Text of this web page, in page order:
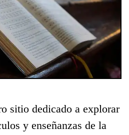
sitio dedicado a explorar
y enseñanzas de la